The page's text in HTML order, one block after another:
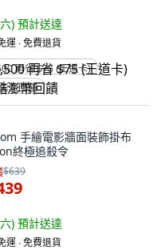
) 預計送達
運 ∙ 免費退貨
再省 $75 (王道卡)
幣回饋
手繪電影牆面裝飾掛布
終極追殺令
$639
) 預計送達
運 ∙ 免費退貨